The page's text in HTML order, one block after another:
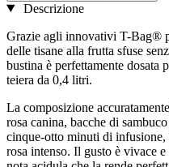
Descrizione
Grazie agli innovativi T-Bag®
delle tisane alla frutta sfuse
bustina è perfettamente dosata
teiera da 0,4 litri.
La composizione
rosa canina, bacche di
cinque-otto minuti di infusione,
rosa intenso. Il gusto è vivace